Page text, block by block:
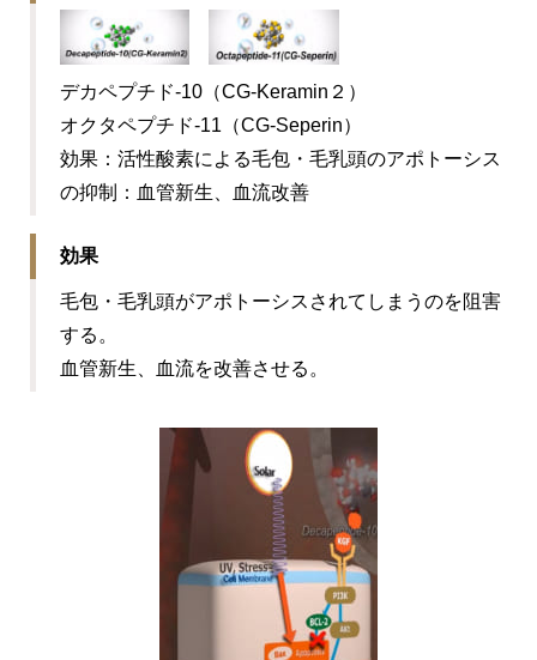
デカペプチド-10（CG-Keramin２）
オクタペプチド-11（CG-Seperin）
効果： 活性酸素による毛包・毛乳頭のアポトーシス
の抑制：血管新生、血流改善
効果
毛包・毛乳頭がアポトーシスされてしまうのを阻害
する。
血管新生、血流を改善させる。